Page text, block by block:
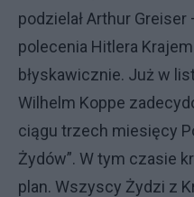
podzielał Arthur
polecenia Hitlera
błyskawicznie. Już w
Wilhelm Koppe
ciągu trzech miesięcy
Żydów”. W tym czasie
plan. Wszyscy Żydzi z